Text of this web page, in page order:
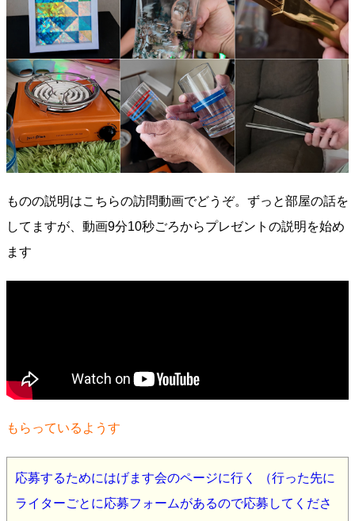
ものの説明はこちらの訪問動画でどうぞ。ずっと部屋の話を
してますが、動画9分10秒ごろからプレゼントの説明を始め
ます
もらっているようす
応募するためにはげます会のページに行く （行った先に
ライターごとに応募フォームがあるので応募してくださ